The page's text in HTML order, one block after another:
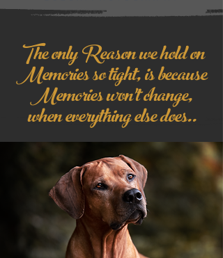
The only Reason we hold on
Memories so tight, is because
Memories won't change,
when everything else does..